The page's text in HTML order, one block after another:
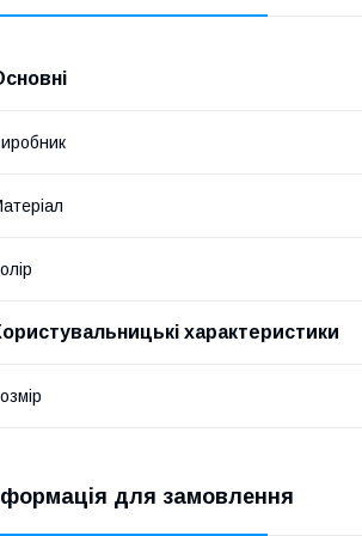
характеристики
для замовлення